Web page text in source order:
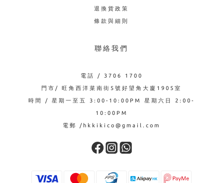
退換貨政策
條款與細則
聯絡我們
電話 / 3706 1700
門市/ 旺角西洋菜南街5號好望角大廈1905室
時間 / 星期一至五 3:00-10:00PM 星期六日 2:00-
10:00PM
電郵 /hkkikico@gmail.com